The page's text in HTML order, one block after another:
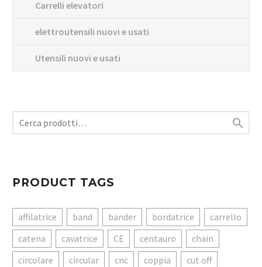
Carrelli elevatori
elettroutensili nuovi e usati
Utensili nuovi e usati

PRODUCT TAGS
affilatrice band bander bordatrice
carrello
catena
cavatrice CE centauro
chain
circolare
circular cnc coppia
cut off